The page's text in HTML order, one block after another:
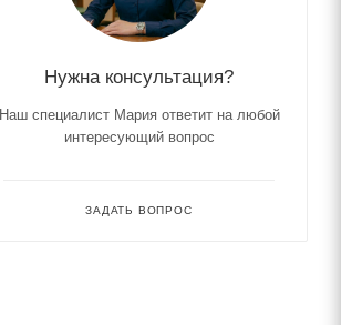
Нужна консультация?
Наш специалист Мария ответит на любой
интересующий вопрос
ЗАДАТЬ ВОПРОС